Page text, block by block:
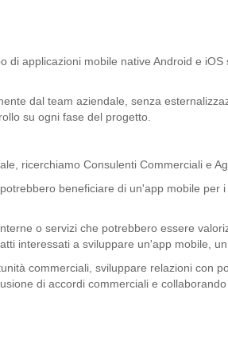
di applicazioni mobile native Android e
dal team aziendale, senza
su ogni fase del progetto.
ricerchiamo Consulenti Commerciali e
beneficiare di un'app mobile
o servizi che potrebbero essere
interessati a sviluppare un'app mobile,
commerciali, sviluppare relazioni con
di accordi commerciali e